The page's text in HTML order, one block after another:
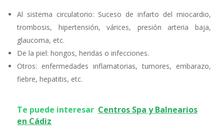
Al sistema circulatorio: Suceso de infarto del miocardio,
trombosis, hipertensión, várices, presión arteria baja,
glaucoma, etc.
De la piel: hongos, heridas o infecciones.
Otros: enfermedades inflamatorias, tumores, embarazo,
fiebre, hepatitis, etc.
Te puede interesar Centros Spa y Balnearios
en Cádiz